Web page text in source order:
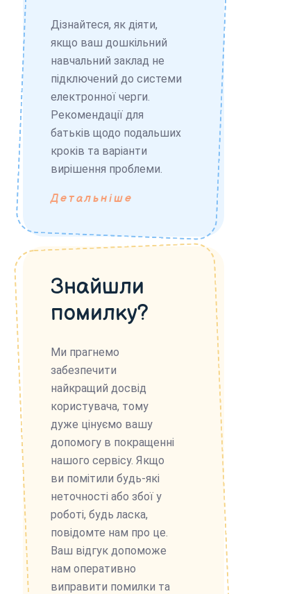
Дізнайтеся, як діяти,
якщо ваш дошкільний
навчальний заклад не
підключений до системи
електронної черги.
Рекомендації для
батьків щодо подальших
кроків та варіанти
вирішення проблеми.
Детальніше
Знайшли
помилку?
Ми прагнемо
забезпечити
найкращий досвід
користувача, тому
дуже цінуємо вашу
допомогу в покращенні
нашого сервісу. Якщо
ви помітили будь-які
неточності або збої у
роботі, будь ласка,
повідомте нам про це.
Ваш відгук допоможе
нам оперативно
виправити помилки та